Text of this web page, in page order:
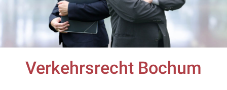
Verkehrsrecht Bochum